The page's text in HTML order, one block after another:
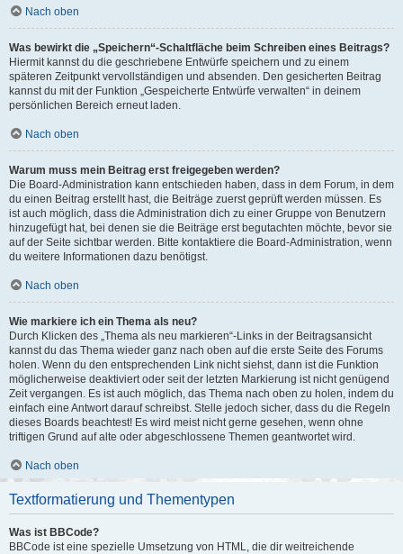
Nach oben
Was bewirkt die „Speichern“-Schaltfläche beim Schreiben eines Beitrags?
Hiermit kannst du die geschriebene Entwürfe speichern und zu einem
späteren Zeitpunkt vervollständigen und absenden. Den gesicherten Beitrag
kannst du mit der Funktion „Gespeicherte Entwürfe verwalten“ in deinem
persönlichen Bereich erneut laden.
Nach oben
Warum muss mein Beitrag erst freigegeben werden?
Die Board-Administration kann entschieden haben, dass in dem Forum, in dem
du einen Beitrag erstellt hast, die Beiträge zuerst geprüft werden müssen. Es
ist auch möglich, dass die Administration dich zu einer Gruppe von Benutzern
hinzugefügt hat, bei denen sie die Beiträge erst begutachten möchte, bevor sie
auf der Seite sichtbar werden. Bitte kontaktiere die Board-Administration, wenn
du weitere Informationen dazu benötigst.
Nach oben
Wie markiere ich ein Thema als neu?
Durch Klicken des „Thema als neu markieren“-Links in der Beitragsansicht
kannst du das Thema wieder ganz nach oben auf die erste Seite des Forums
holen. Wenn du den entsprechenden Link nicht siehst, dann ist die Funktion
möglicherweise deaktiviert oder seit der letzten Markierung ist nicht genügend
Zeit vergangen. Es ist auch möglich, das Thema nach oben zu holen, indem du
einfach eine Antwort darauf schreibst. Stelle jedoch sicher, dass du die Regeln
dieses Boards beachtest! Es wird meist nicht gerne gesehen, wenn ohne
triftigen Grund auf alte oder abgeschlossene Themen geantwortet wird.
Nach oben
Textformatierung und Thementypen
Was ist BBCode?
BBCode ist eine spezielle Umsetzung von HTML, die dir weitreichende